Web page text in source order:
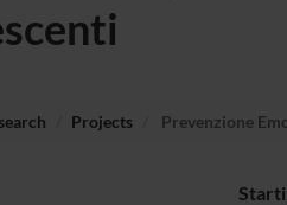
Projects Prevenzione